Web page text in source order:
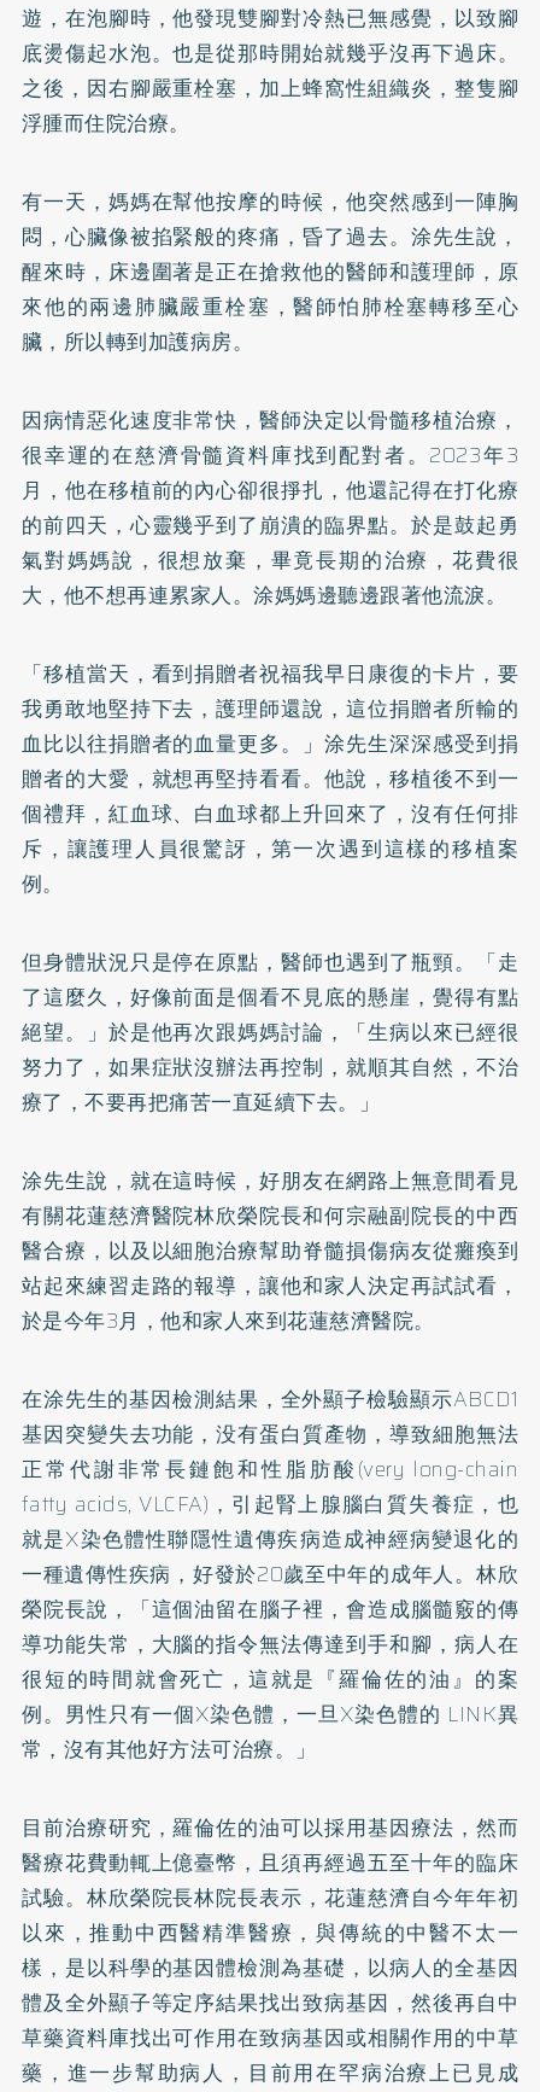
遊，在泡腳時，他發現雙腳對冷熱已無感覺，以致腳
底燙傷起水泡。也是從那時開始就幾乎沒再下過床。
之後，因右腳嚴重栓塞，加上蜂窩性組織炎，整隻腳
浮腫而住院治療。
有一天，媽媽在幫他按摩的時候，他突然感到一陣胸
悶，心臟像被掐緊般的疼痛，昏了過去。涂先生說，
醒來時，床邊圍著是正在搶救他的醫師和護理師，原
來他的兩邊肺臟嚴重栓塞，醫師怕肺栓塞轉移至心
臟，所以轉到加護病房。
因病情惡化速度非常快，醫師決定以骨髓移植治療，
很幸運的在慈濟骨髓資料庫找到配對者。2023年3
月，他在移植前的內心卻很掙扎，他還記得在打化療
的前四天，心靈幾乎到了崩潰的臨界點。於是鼓起勇
氣對媽媽說，很想放棄，畢竟長期的治療，花費很
大，他不想再連累家人。涂媽媽邊聽邊跟著他流淚。
「移植當天，看到捐贈者祝福我早日康復的卡片，要
我勇敢地堅持下去，護理師還說，這位捐贈者所輸的
血比以往捐贈者的血量更多。」涂先生深深感受到捐
贈者的大愛，就想再堅持看看。他說，移植後不到一
個禮拜，紅血球、白血球都上升回來了，沒有任何排
斥，讓護理人員很驚訝，第一次遇到這樣的移植案
例。
但身體狀況只是停在原點，醫師也遇到了瓶頸。「走
了這麼久，好像前面是個看不見底的懸崖，覺得有點
絕望。」於是他再次跟媽媽討論，「生病以來已經很
努力了，如果症狀沒辦法再控制，就順其自然，不治
療了，不要再把痛苦一直延續下去。」
涂先生說，就在這時候，好朋友在網路上無意間看見
有關花蓮慈濟醫院林欣榮院長和何宗融副院長的中西
醫合療，以及以細胞治療幫助脊髓損傷病友從癱瘓到
站起來練習走路的報導，讓他和家人決定再試試看，
於是今年3月，他和家人來到花蓮慈濟醫院。
在涂先生的基因檢測結果，全外顯子檢驗顯示ABCD1
基因突變失去功能，没有蛋白質產物，導致細胞無法
正常代謝非常長鏈飽和性脂肪酸(very long-chain
fatty acids, VLCFA)，引起腎上腺腦白質失養症，也
就是X染色體性聯隱性遺傳疾病造成神經病變退化的
一種遺傳性疾病，好發於20歲至中年的成年人。林欣
榮院長說，「這個油留在腦子裡，會造成腦髓竅的傳
導功能失常，大腦的指令無法傳達到手和腳，病人在
很短的時間就會死亡，這就是『羅倫佐的油』的案
例。男性只有一個X染色體，一旦X染色體的 LINK異
常，沒有其他好方法可治療。」
目前治療研究，羅倫佐的油可以採用基因療法，然而
醫療花費動輒上億臺幣，且須再經過五至十年的臨床
試驗。林欣榮院長林院長表示，花蓮慈濟自今年年初
以來，推動中西醫精準醫療，與傳統的中醫不太一
樣，是以科學的基因體檢測為基礎，以病人的全基因
體及全外顯子等定序結果找出致病基因，然後再自中
草藥資料庫找出可作用在致病基因或相關作用的中草
藥，進一步幫助病人，目前用在罕病治療上已見成